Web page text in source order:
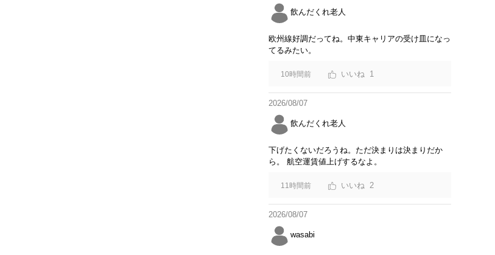
飲んだくれ老人
欧州線好調だってね。中東キャリアの受け皿になっ
てるみたい。
10時間前 1
2026/08/07
飲んだくれ老人
下げたくないだろうね。ただ決まりは決まりだか
ら。 航空運賃値上げするなよ。
11時間前 2
2026/08/07
wasabi